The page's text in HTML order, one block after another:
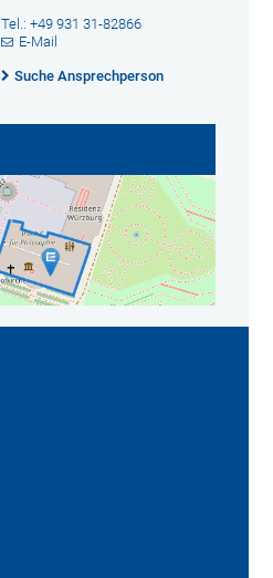
Tel.: +49 931 31-82866
E-Mail
Suche Ansprechperson